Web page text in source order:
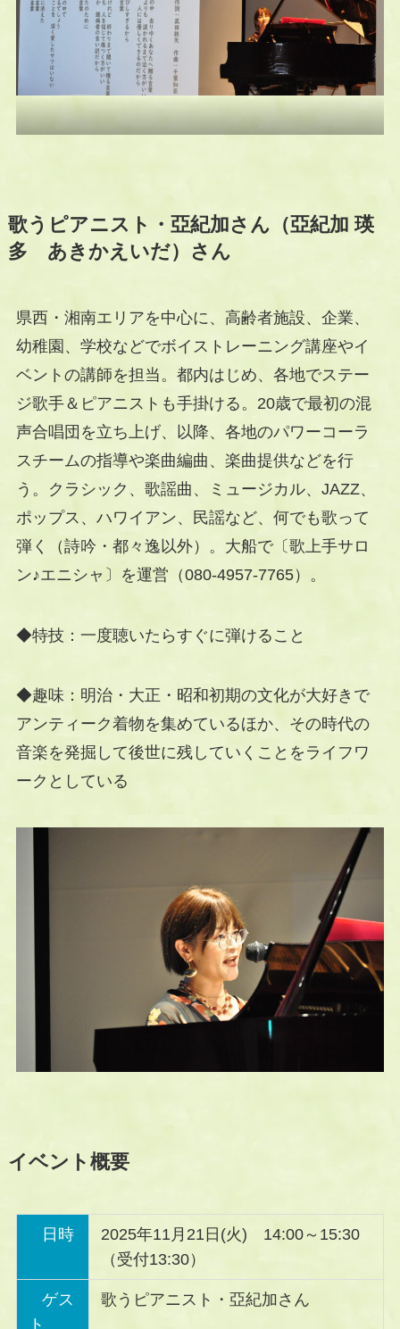
歌うピアニスト・亞紀加さん（亞紀加 瑛
多 あきかえいだ）さん
県西・湘南エリアを中心に、高齢者施設、企業、
幼稚園、学校などでボイストレーニング講座やイ
ベントの講師を担当。都内はじめ、各地でステー
ジ歌手＆ピアニストも手掛ける。20歳で最初の混
声合唱団を立ち上げ、以降、各地のパワーコーラ
スチームの指導や楽曲編曲、楽曲提供などを行
う。クラシック、歌謡曲、ミュージカル、JAZZ、
ポップス、ハワイアン、民謡など、何でも歌って
弾く（詩吟・都々逸以外）。大船で〔歌上手サロ
ン♪エニシャ〕を運営（080-4957-7765）。
◆特技：一度聴いたらすぐに弾けること
◆趣味：明治・大正・昭和初期の文化が大好きで
アンティーク着物を集めているほか、その時代の
音楽を発掘して後世に残していくことをライフワ
ークとしている
イベント概要
日時
2025年11月21日(火) 14:00～15:30
（受付13:30）
ゲス
ト
歌うピアニスト・亞紀加さん